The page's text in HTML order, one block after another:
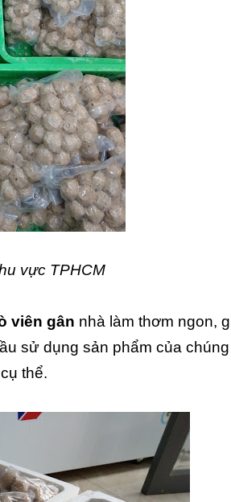
vực TPHCM
viên gân nhà làm thơm ngon,
sử dụng sản phẩm của
thể.